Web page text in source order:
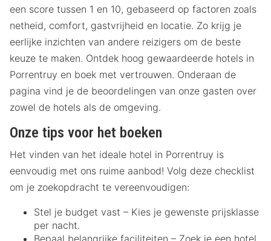
een score tussen 1 en 10, gebaseerd op factoren zoals
netheid, comfort, gastvrijheid en locatie. Zo krijg je
eerlijke inzichten van andere reizigers om de beste
keuze te maken. Ontdek hoog gewaardeerde hotels in
Porrentruy en boek met vertrouwen. Onderaan de
pagina vind je de beoordelingen van onze gasten over
zowel de hotels als de omgeving.
Onze tips voor het boeken
Het vinden van het ideale hotel in Porrentruy is
eenvoudig met ons ruime aanbod! Volg deze checklist
om je zoekopdracht te vereenvoudigen:
Stel je budget vast – Kies je gewenste prijsklasse
per nacht.